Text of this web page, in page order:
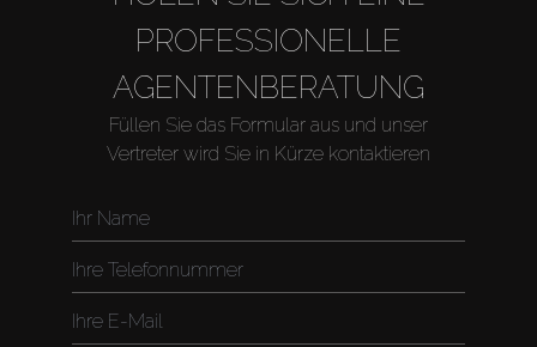
PROFESSIONELLE
AGENTENBERATUNG
Füllen Sie das Formular aus und unser
Vertreter wird Sie in Kürze kontaktieren